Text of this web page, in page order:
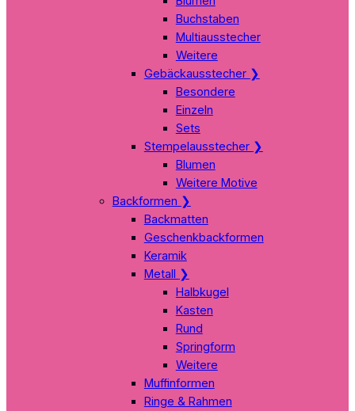
Buchstaben
Multiausstecher
Weitere
Gebäckausstecher ❯
Besondere
Einzeln
Sets
Stempelausstecher ❯
Blumen
Weitere Motive
Backformen ❯
Backmatten
Geschenkbackformen
Keramik
Metall ❯
Halbkugel
Kasten
Rund
Springform
Weitere
Muffinformen
Ringe & Rahmen